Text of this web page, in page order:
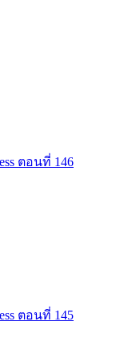
ตอนที่ 146
ตอนที่ 145